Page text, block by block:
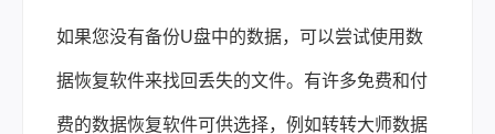
如果您没有备份U盘中的数据，可以尝试使用数
据恢复软件来找回丢失的文件。有许多免费和付
费的数据恢复软件可供选择，例如转转大师数据